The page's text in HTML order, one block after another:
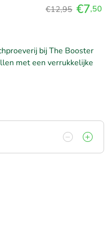
€12,95 €7,50
bij The Booster
met een verrukkelijke